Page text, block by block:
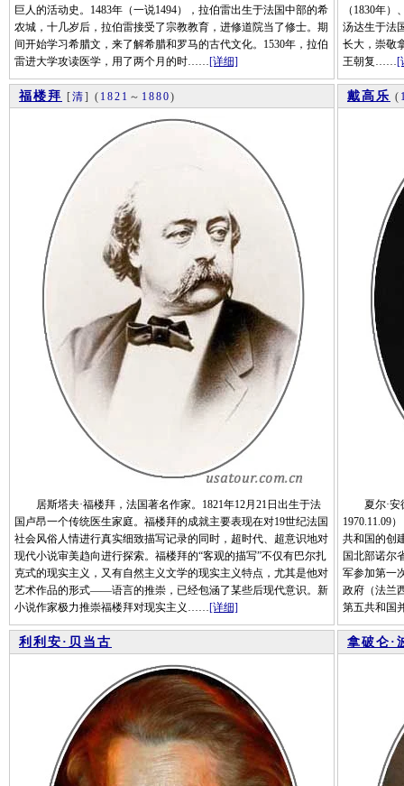
巨人的活动史。1483年（一说1494），拉伯雷出生于法国中部的希
农城，十几岁后，拉伯雷接受了宗教教育，进修道院当了修士。期
间开始学习希腊文，来了解希腊和罗马的古代文化。1530年，拉伯
雷进大学攻读医学，用了两个月的时……[详细]
（1830年
汤达生于法
长大，崇敬
王朝复……[
福楼拜 [清] ( 1821 ～ 1880)
居斯塔夫·福楼拜，法国著名作家。1821年12月21日出生于法
国卢昂一个传统医生家庭。福楼拜的成就主要表现在对19世纪法国
社会风俗人情进行真实细致描写记录的同时，超时代、超意识地对
现代小说审美趋向进行探索。福楼拜的“客观的描写”不仅有巴尔扎
克式的现实主义，又有自然主义文学的现实主义特点，尤其是他对
艺术作品的形式——语言的推崇，已经包涵了某些后现代意识。新
小说作家极力推崇福楼拜对现实主义……[详细]
戴高乐 (
夏尔·安德
1970.11.09
共和国的创
国北部诺尔
军参加第一
政府（法兰
第五共和
利利安·贝当古 拿破仑·